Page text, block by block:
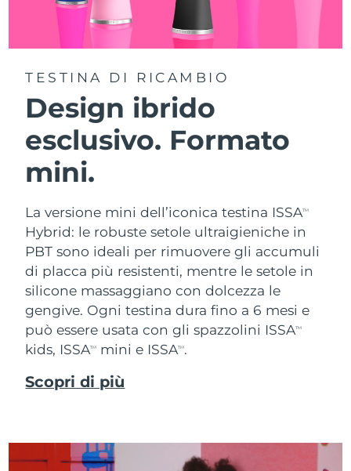
TESTINA DI RICAMBIO
Design ibrido
esclusivo. Formato
mini.
La versione mini dell’iconica testina ISSATM
Hybrid: le robuste setole ultraigieniche in
PBT sono ideali per rimuovere gli accumuli
di placca più resistenti, mentre le setole in
silicone massaggiano con dolcezza le
gengive. Ogni testina dura fino a 6 mesi e
può essere usata con gli spazzolini ISSATM
kids, ISSATM mini e ISSATM.
Scopri di più